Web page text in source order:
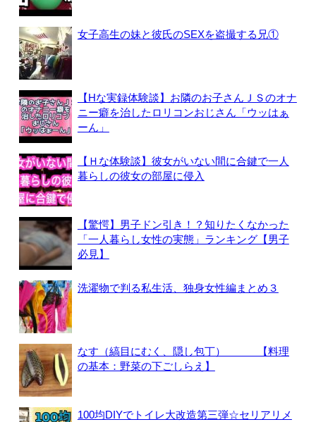
女子高生の妹と彼氏のSEXを盗撮する兄①
【Hな実録体験談】お隣のお子さんＪＳのオナ
ニー癖を治したロリコンおじさん「ウッはぁ
ーん」
【Ｈな体験談】彼女がいない間に合鍵で一人
暮らしの彼女の部屋に侵入
【驚愕】男子ドン引き！？知りたくなかった
「一人暮らし女性の実態」ランキング【男子
必見】
洗濯物で判る私生活、独身女性編まとめ３
なす（縞目にむく、隠し包丁） 【料理
の基本：野菜の下ごしらえ】
100均DIYでトイレ大改造第三弾☆セリアリメ